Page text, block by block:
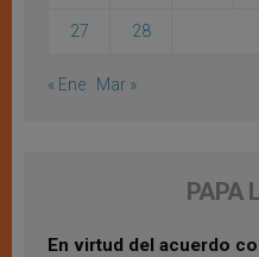
27 28
« Ene Mar »
PAPA
En virtud del acuerdo